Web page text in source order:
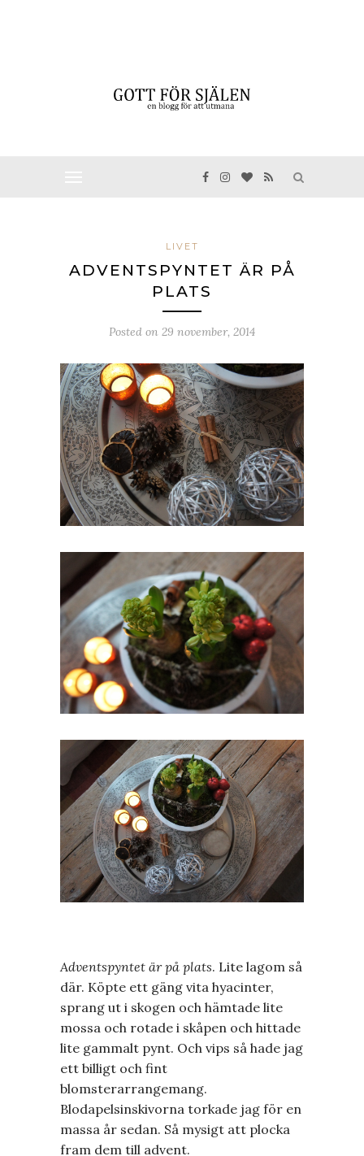
LIVET
ADVENTSPYNTET ÄR PÅ
PLATS
Posted on 29 november, 2014
Adventspyntet är på plats. Lite lagom så
där. Köpte ett gäng vita hyacinter,
sprang ut i skogen och hämtade lite
mossa och rotade i skåpen och hittade
lite gammalt pynt. Och vips så hade jag
ett billigt och fint
blomsterarrangemang.
Blodapelsinskivorna torkade jag för en
massa år sedan. Så mysigt att plocka
fram dem till advent.